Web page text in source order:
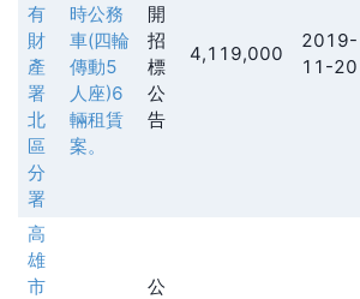
有
財
產
署
北
區
分
署
時公務
車(四輪
傳動5
人座)6
輛租賃
案。
開
招
標
公
告
4,119,000
2019-
11-20
高
雄
市
公